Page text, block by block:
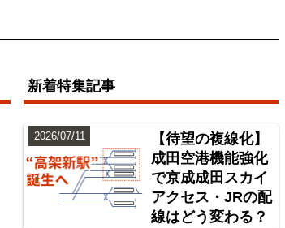
新着特集記事
【待望の複線化】
成田空港機能強化
で京成成田スカイ
アクセス・JRの配
線はどう変わる？
2026/07/11